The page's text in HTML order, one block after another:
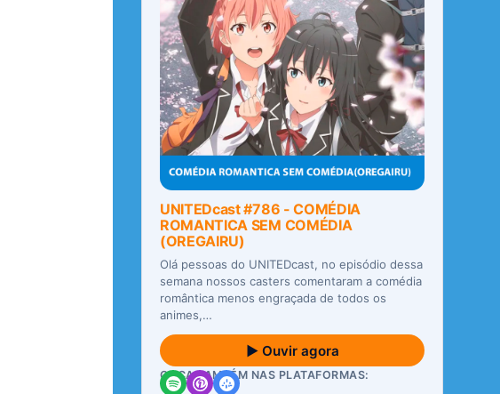
UNITEDcast #786 - COMÉDIA
ROMANTICA SEM COMÉDIA
(OREGAIRU)
Olá pessoas do UNITEDcast, no episódio dessa
semana nossos casters comentaram a comédia
romântica menos engraçada de todos os
animes,…
▶ Ouvir agora
OUÇA TAMBÉM NAS PLATAFORMAS: